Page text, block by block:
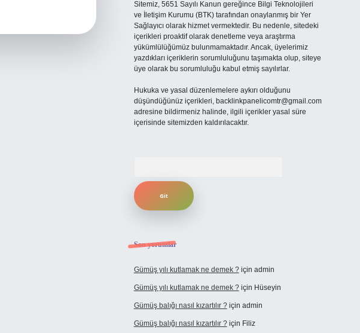
Sitemiz, 5651 Sayılı Kanun gereğince Bilgi Teknolojileri
ve İletişim Kurumu (BTK) tarafından onaylanmış bir Yer
Sağlayıcı olarak hizmet vermektedir. Bu nedenle, sitedeki
içerikleri proaktif olarak denetleme veya araştırma
yükümlülüğümüz bulunmamaktadır. Ancak, üyelerimiz
yazdıkları içeriklerin sorumluluğunu taşımakta olup, siteye
üye olarak bu sorumluluğu kabul etmiş sayılırlar.
Hukuka ve yasal düzenlemelere aykırı olduğunu
düşündüğünüz içerikleri, backlinkpanelicomtr@gmail.com
adresine bildirmeniz halinde, ilgili içerikler yasal süre
içerisinde sitemizden kaldırılacaktır.
Son yorumlar
Gümüş yılı kutlamak ne demek ?için admin
Gümüş yılı kutlamak ne demek ?için Hüseyin
Gümüş balığı nasıl kızartılır ?için admin
Gümüş balığı nasıl kızartılır ?için Filiz